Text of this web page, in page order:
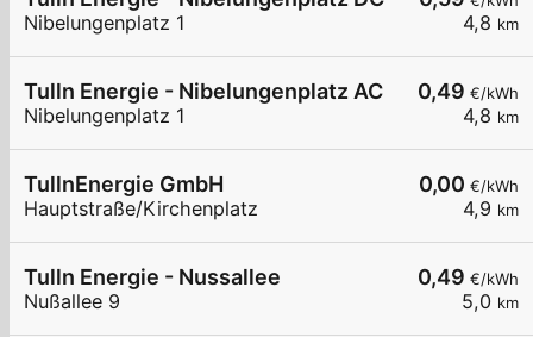
4,8 km
Nibelungenplatz 1
0,49 €/kWh
4,8 km
Tulln Energie - Nibelungenplatz AC
Nibelungenplatz 1
0,00 €/kWh
4,9 km
TullnEnergie GmbH
Hauptstraße/Kirchenplatz
0,49 €/kWh
5,0 km
Tulln Energie - Nussallee
Nußallee 9